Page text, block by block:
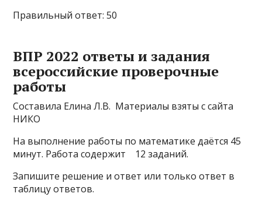
Правильный ответ: 50
ВПР 2022 ответы и задания
всероссийские проверочные
работы
Составила Елина Л.В. Материалы взяты с сайта
НИКО
На выполнение работы по математике даётся 45
минут. Работа содержит 12 заданий.
Запишите решение и ответ или только ответ в
таблицу ответов.